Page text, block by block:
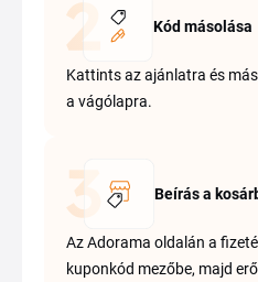
Kód másolása
Kattints az ajánlatra és
a vágólapra.
Beírás a
Az Adorama oldalán a
kuponkód mezőbe, majd